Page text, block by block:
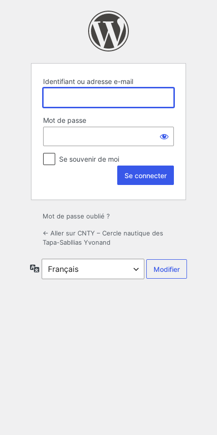
Identifiant ou adresse e-mail
Mot de passe
Se souvenir de moi
Mot de passe oublié ?
← Aller sur CNTY – Cercle nautique des
Tapa-Sabllias Yvonand
Langue